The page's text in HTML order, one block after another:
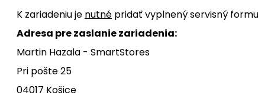
K zariadeniu je nutné pridať vyplnený servisný
Adresa pre zaslanie zariadenia:
Martin Hazala - SmartStores
Pri pošte 25
04017 Košice